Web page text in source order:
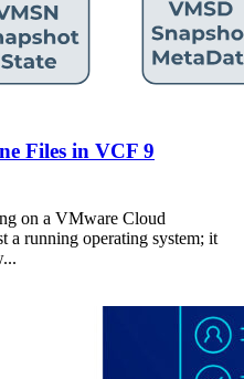
Files in VCF 9
on a VMware Cloud
a running operating system; it